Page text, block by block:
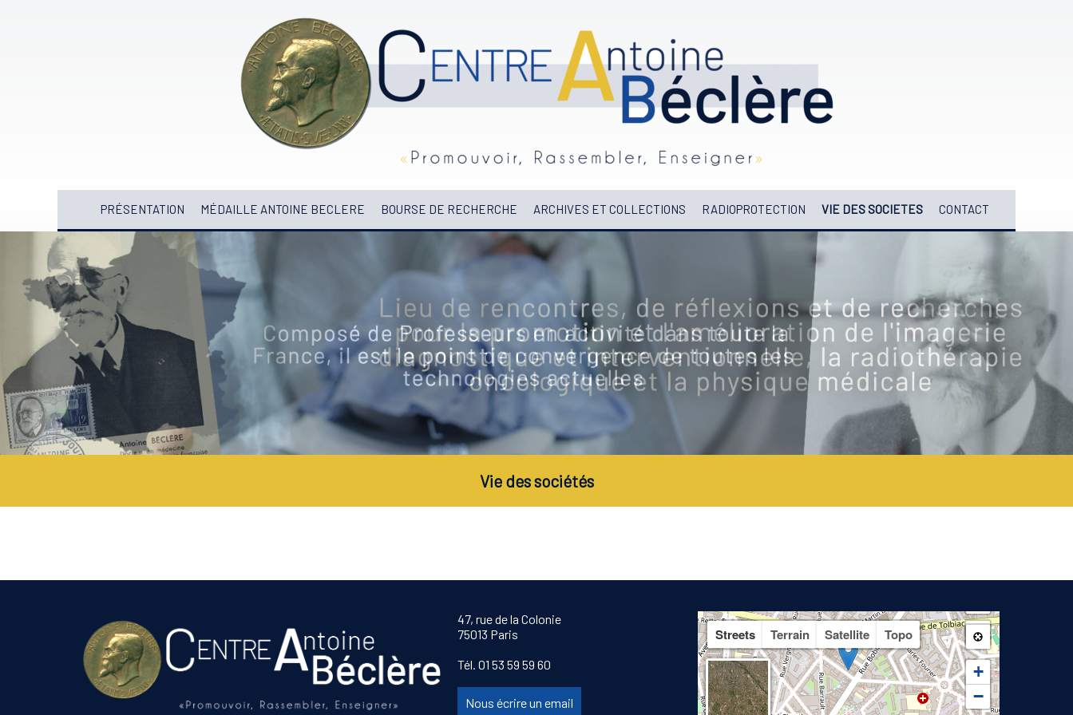
PRÉSENTATION MÉDAILLE ANTOINE BECLERE BOURSE DE RECHERCHE ARCHIVES ET COLLECTIONS RADIOPROTECTION VIE DES SOCIETES CONTACT
Vie des sociétés
47, rue de la Colonie
75013 Paris
Tél. 01 53 59 59 60
Nous écrire un email
Streets Terrain Satellite Topo
+
−